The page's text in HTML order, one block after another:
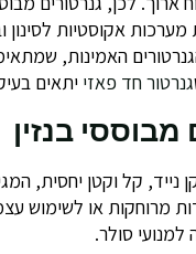
מערכות אקוסטיות
האמינות,
גנרטור חד פאזי יתאים
נייד, קל וקטן יחסית,
מרוחקות או לשימוש
למנועי סולר.